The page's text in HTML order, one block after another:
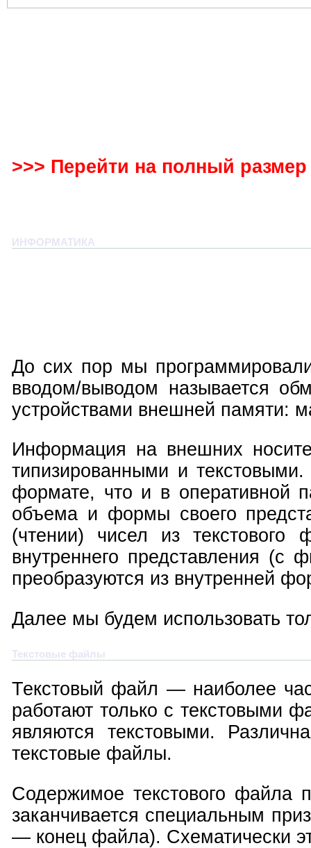
>>> Перейти на полный размер
ИНФОРМАТИКА
До сих пор мы
вводом/выводом называется
устройствами внешней памяти:
Информация на внешних
типизированными и
формате, что и в оперативной
объема и формы своего
(чтении) чисел из
внутреннего представления
преобразуются из внутренней
Далее мы будем использовать
Текстовые файлы
Текстовый файл — наиболее
работают только с текстовыми
являются текстовыми.
текстовые файлы.
Содержимое текстового файла
заканчивается специальным
— конец файла). Схематически